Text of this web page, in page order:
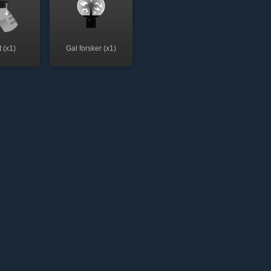
(x1) Gal forsker (x1)